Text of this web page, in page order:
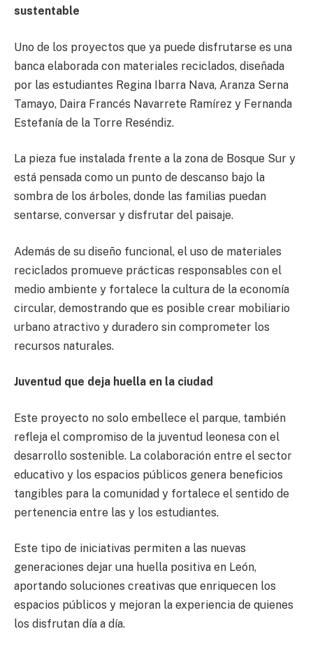
sustentable
Uno de los proyectos que ya puede disfrutarse es una
banca elaborada con materiales reciclados, diseñada
por las estudiantes Regina Ibarra Nava, Aranza Serna
Tamayo, Daira Francés Navarrete Ramírez y Fernanda
Estefanía de la Torre Reséndiz.
La pieza fue instalada frente a la zona de Bosque Sur y
está pensada como un punto de descanso bajo la
sombra de los árboles, donde las familias puedan
sentarse, conversar y disfrutar del paisaje.
Además de su diseño funcional, el uso de materiales
reciclados promueve prácticas responsables con el
medio ambiente y fortalece la cultura de la economía
circular, demostrando que es posible crear mobiliario
urbano atractivo y duradero sin comprometer los
recursos naturales.
Juventud que deja huella en la ciudad
Este proyecto no solo embellece el parque, también
refleja el compromiso de la juventud leonesa con el
desarrollo sostenible. La colaboración entre el sector
educativo y los espacios públicos genera beneficios
tangibles para la comunidad y fortalece el sentido de
pertenencia entre las y los estudiantes.
Este tipo de iniciativas permiten a las nuevas
generaciones dejar una huella positiva en León,
aportando soluciones creativas que enriquecen los
espacios públicos y mejoran la experiencia de quienes
los disfrutan día a día.